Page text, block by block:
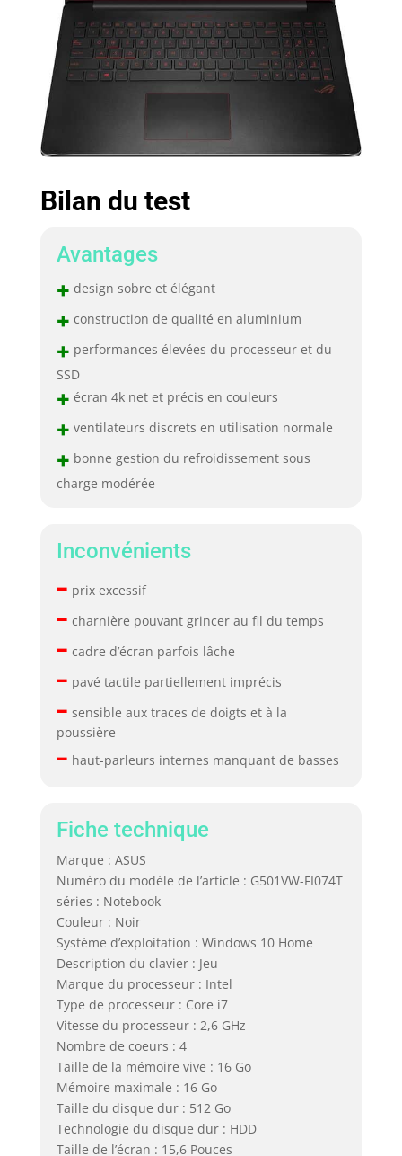
Bilan du test
Avantages
+ design sobre et élégant
+ construction de qualité en aluminium
+ performances élevées du processeur et du
SSD
+ écran 4k net et précis en couleurs
+ ventilateurs discrets en utilisation normale
+ bonne gestion du refroidissement sous
charge modérée
Inconvénients
– prix excessif
– charnière pouvant grincer au fil du temps
– cadre d’écran parfois lâche
– pavé tactile partiellement imprécis
– sensible aux traces de doigts et à la
poussière
– haut-parleurs internes manquant de basses
Fiche technique
Marque : ASUS
Numéro du modèle de l’article : G501VW-FI074T
séries : Notebook
Couleur : Noir
Système d’exploitation : Windows 10 Home
Description du clavier : Jeu
Marque du processeur : Intel
Type de processeur : Core i7
Vitesse du processeur : 2,6 GHz
Nombre de coeurs : 4
Taille de la mémoire vive : 16 Go
Mémoire maximale : 16 Go
Taille du disque dur : 512 Go
Technologie du disque dur : HDD
Taille de l’écran : 15,6 Pouces